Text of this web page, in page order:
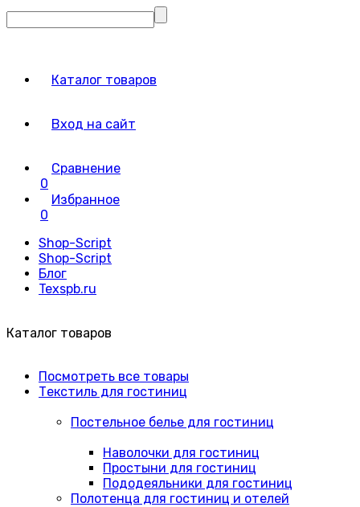
Каталог товаров
Вход на сайт
Сравнение
0
Избранное
0
Shop-Script
Shop-Script
Блог
Texspb.ru
Каталог товаров
Посмотреть все товары
Текстиль для гостиниц
Постельное белье для гостиниц
Наволочки для гостиниц
Простыни для гостиниц
Пододеяльники для гостиниц
Полотенца для гостиниц и отелей